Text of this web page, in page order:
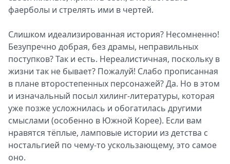
фаерболы и стрелять ими в чертей.
Слишком идеализированная история? Несомненно!
Безупречно добрая, без драмы, неправильных
поступков? Так и есть. Нереалистичная, поскольку в
жизни так не бывает? Пожалуй! Слабо прописанная
в плане второстепенных персонажей? Да. Но в этом
и изначальный посыл хилинг-литературы, которая
уже позже усложнилась и обогатилась другими
смыслами (особенно в Южной Корее). Если вам
нравятся тёплые, ламповые истории из детства с
ностальгией по чему-то ускользающему, это самое
оно.